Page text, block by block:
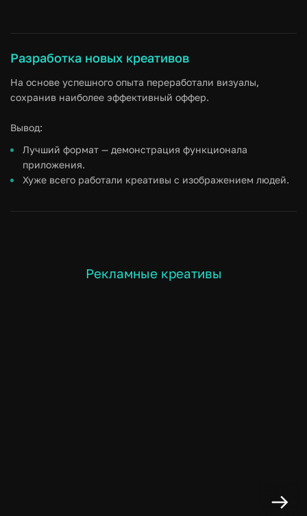
Разработка новых креативов
На основе успешного опыта переработали визуалы,
сохранив наиболее эффективный оффер.
Вывод:
Лучший формат — демонстрация функционала
приложения.
Хуже всего работали креативы с изображением людей.
Рекламные креативы